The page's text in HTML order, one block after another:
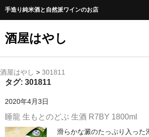
手造り純米酒と自然派ワインのお店
酒屋はやし
ホーム
純 米 酒
よえもん 川村酒造店（岩手県花巻市）
酒屋はやし > 301811
タグ: 301811
2020年4月3日
睡龍 生もとのどぶ 生酒 R7BY 1800ml
滑らかな澱のたっぷり入っ